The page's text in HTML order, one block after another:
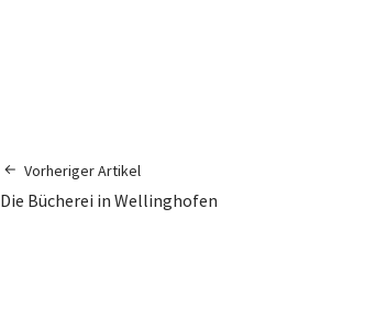
Vorheriger Artikel
Die Bücherei in Wellinghofen